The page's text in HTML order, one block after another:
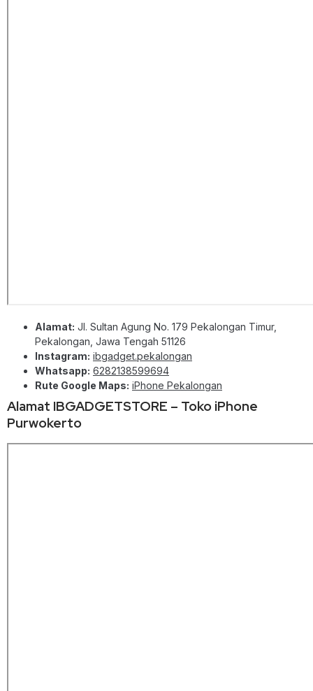
Alamat: Jl. Sultan Agung No. 179 Pekalongan Timur,
Pekalongan, Jawa Tengah 51126
Instagram: ibgadget.pekalongan
Whatsapp: 6282138599694
Rute Google Maps: iPhone Pekalongan
Alamat IBGADGETSTORE – Toko iPhone
Purwokerto